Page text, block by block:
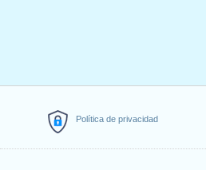
Política de privacidad